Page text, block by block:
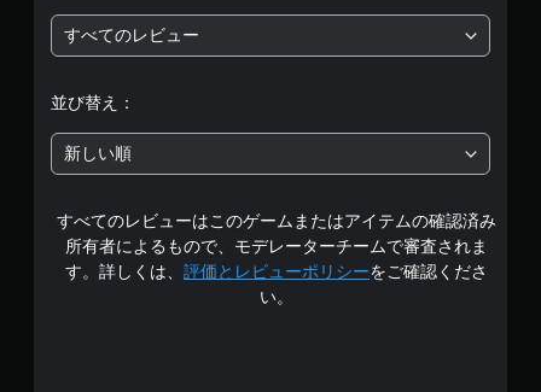
すべてのレビュー
並び替え：
新しい順
すべてのレビューはこのゲームまたはアイテムの確認済み
所有者によるもので、モデレーターチームで審査されま
す。詳しくは、 評価とレビューポリシーをご確認くださ
い。